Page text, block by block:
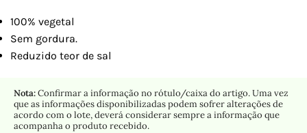
100% vegetal
Sem gordura.
Reduzido teor de sal
Nota:Confirmar a informação no rótulo/caixa do artigo. Uma vez
que as informações disponibilizadas podem sofrer alterações de
acordo com o lote, deverá considerar sempre a informação que
acompanha o produto recebido.